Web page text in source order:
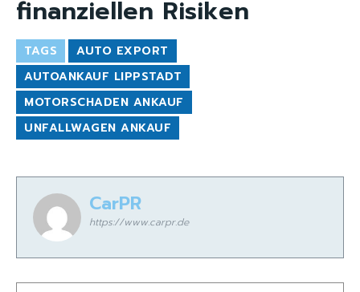
finanziellen Risiken
TAGS
AUTO EXPORT
AUTOANKAUF LIPPSTADT
MOTORSCHADEN ANKAUF
UNFALLWAGEN ANKAUF
CarPR
https://www.carpr.de